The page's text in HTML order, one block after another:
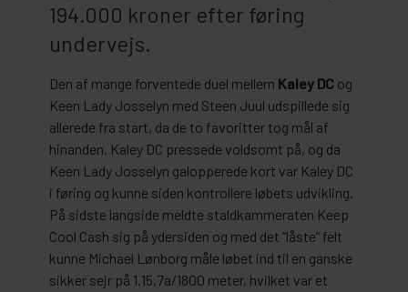
194.000 kroner efter føring
undervejs.
Den af mange forventede duel mellem Kaley DC og
Keen Lady Josselyn med Steen Juul udspillede sig
allerede fra start, da de to favoritter tog mål af
hinanden. Kaley DC pressede voldsomt på, og da
Keen Lady Josselyn galopperede kort var Kaley DC
i føring og kunne siden kontrollere løbets udvikling.
På sidste langside meldte staldkammeraten Keep
Cool Cash sig på ydersiden og med det “låste” felt
kunne Michael Lønborg måle løbet ind til en ganske
sikker sejr på 1.15,7a/1800 meter, hvilket var et